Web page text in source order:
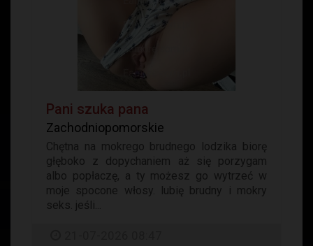
Pani szuka pana
Zachodniopomorskie
Chętna na mokrego brudnego lodzika biorę
głęboko z dopychaniem aż się porzygam
albo popłaczę, a ty możesz go wytrzeć w
moje spocone włosy. lubię brudny i mokry
seks. jeśli...